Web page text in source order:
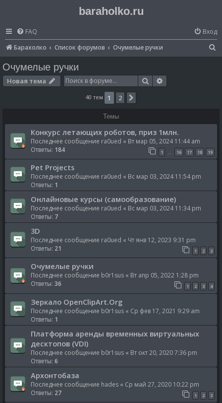
baraholko.ru
FAQ
Вход
Барахолко
Список форумов Очумелые ручки
Очумелые ручки
Новая тема Поиск
40 тем 1 2
Темы
Конкурс летающих роботов, приз 1млн.
Последнее сообщение ra0ued « Вт мар 05, 2024 11:44 am
Ответы: 184 1 … 16 17 18 19
Pet Projects
Последнее сообщение ra0ued « Вс мар 03, 2024 11:54 pm
Ответы: 1
Онлайновые курсы (самообразование)
Последнее сообщение ra0ued « Вс мар 03, 2024 11:34 pm
Ответы: 7
3D
Последнее сообщение ra0ued « Чт янв 12, 2023 9:31 pm
Ответы: 21 1 2 3
Очумелые ручки
Последнее сообщение b0r1sus « Вт апр 05, 2022 1:28 pm
Ответы: 36 1 2 3 4
Зеркало OpenClipArt.Org
Последнее сообщение b0r1sus « Ср фев 17, 2021 9:29 am
Ответы: 1
Платформа аренды временных виртуальных
десктопов (VDI)
Последнее сообщение b0r1sus « Вт окт 20, 2020 7:36 pm
Ответы: 6
Архонтобаза
Последнее сообщение hades « Ср май 27, 2020 10:22 pm
Ответы: 27 1 2 3